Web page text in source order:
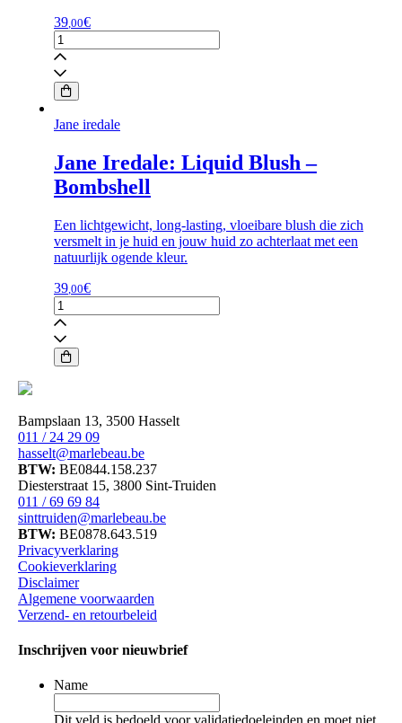
39 ,00€
Jane
Iredale:
Liquid
Blush
-
Magnolia
aantal
Jane iredale
Jane Iredale: Liquid Blush –
Bombshell
Een lichtgewicht, long-lasting, vloeibare blush die zich
versmelt in je huid en jouw huid zo achterlaat met een
natuurlijk ogende kleur.
39 ,00€
Jane
Iredale:
Liquid
Blush
-
Bampslaan 13, 3500 Hasselt
011 / 24 29 09
hasselt@marlebeau.be
BTW: BE0844.158.237
Diesterstraat 15, 3800 Sint-Truiden
011 / 69 69 84
sinttruiden@marlebeau.be
BTW: BE0878.643.519
Privacyverklaring
Cookieverklaring
Disclaimer
Algemene voorwaarden
Verzend- en retourbeleid
Inschrijven voor nieuwbrief
Name